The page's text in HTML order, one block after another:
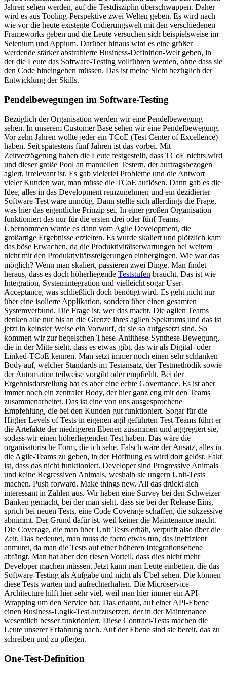
Jahren sehen werden, auf die Testdisziplin überschwappen. Daher
wird es aus Tooling-Perspektive zwei Welten geben. Es wird nach
wie vor die heute existente Codierungswelt mit den verschiedenen
Frameworks geben und die Leute versuchen sich beispielsweise im
Selenium und Appium. Darüber hinaus wird es eine größer
werdende stärker abstrahierte Business-Definition-Welt geben, in
der die Leute das Software-Testing vollführen werden, ohne dass sie
den Code hineingehen müssen. Das ist meine Sicht bezüglich der
Entwicklung der Skills.
Pendelbewegungen im Software-Testing
Bezüglich der Organisation werden wir eine Pendelbewegung
sehen. In unserem Customer Base sehen wir eine Pendelbewegung.
Vor zehn Jahren wollte jeder ein TCoE (Test Center of Excellence)
haben. Seit spätestens fünf Jahren ist das vorbei. Mit
Zeitverzögerung haben die Leute festgestellt, dass TCoE nichts wird
und dieser große Pool an manuellen Testern, der auftragsbezogen
agiert, irrelevant ist. Es gab vielerlei Probleme und die Antwort
vieler Kunden war, man müsse die TCoE auflösen. Dann gab es die
Idee, alles in das Development reinzunehmen und ein dezidierter
Software-Test wäre unnötig. Dann stellte sich allerdings die Frage,
was hier das eigentliche Prinzip sei. In einer großen Organisation
funktioniert das nur für die ersten drei oder fünf Teams.
Übernommen wurde es dann vom Agile Development, die
großartige Ergebnisse erzielten. Es wurde skaliert und plötzlich kam
das böse Erwachen, da die Produktivitätserwartungen bei weitem
nicht mit den Produktivitätssteigerungen einhergingen. Wie war das
möglich? Wenn man skaliert, passieren zwei Dinge. Man findet
heraus, dass es doch höherliegende Teststufen braucht. Das ist wie
Integration, Systemintegration und vielleicht sogar User-
Acceptance, was schließlich doch benötigt wird. Es geht nicht nur
über eine isolierte Applikation, sondern über einen gesamten
Systemverbund. Die Frage ist, wer das macht. Die agilen Teams
denken alle nur bis an die Grenze ihres agilen Spektrums und das ist
jetzt in keinster Weise ein Vorwurf, da sie so aufgesetzt sind. So
kommen wir zur hegelschen These-Antithese-Synthese-Bewegung,
die in der Mitte sieht, dass es etwas gibt, das wir als Digital- oder
Linked-TCoE kennen. Man setzt immer noch einen sehr schlanken
Body auf, welcher Standards im Testansatz, der Testmethodik sowie
der Automation teilweise vorgibt oder empfiehlt. Bei der
Ergebnisdarstellung hat es aber eine echte Governance. Es ist aber
immer noch ein zentraler Body, der hier ganz eng mit den Teams
zusammenarbeitet. Das ist eine von uns ausgesprochene
Empfehlung, die bei den Kunden gut funktioniert. Sogar für die
Higher Levels of Tests in eigenen agil geführten Test-Teams führt er
die Artefakte der niedrigeren Ebenen zusammen und aggregiert sie,
sodass wir einen höherliegenden Test haben. Das wäre die
organisatorische Form, die ich sehe. Falsch wäre der Ansatz, alles in
die Agile-Teams zu geben, in der Hoffnung es wird dort gelöst. Fakt
ist, dass das nicht funktioniert. Developer sind Progressive Animals
und keine Regressiven Animals, weshalb sie ungern Unit-Tests
machen. Push forward. Make things new. All das drückt sich
interessant in Zahlen aus. Wir haben eine Survey bei den Schweizer
Banken gemacht, bei der man sieht, dass sie bei der Release Eins,
sprich bei neuen Tests, eine Code Coverage schaffen, die sukzessive
abnimmt. Der Grund dafür ist, weil keiner die Maintenance macht.
Die Coverage, die man über Unit Tests erhält, verpufft also über die
Zeit. Das bedeutet, man muss de facto etwas tun, das ineffizient
anmutet, da man die Tests auf einer höheren Integrationsebene
abfängt. Man hat aber den riesen Vorteil, dass dies nicht mehr
Developer machen müssen. Jetzt kann man Leute einbetten, die das
Software-Testing als Aufgabe und nicht als Übel sehen. Die können
diese Tests warten und aufrechterhalten. Die Microservice-
Architecture hilft hier sehr viel, weil man hier immer ein API-
Wrapping um den Service hat. Das erlaubt, auf einer API-Ebene
einen Business-Logik-Test aufzusetzen, der in der Maintenance
wesentlich besser funktioniert. Diese Contract-Tests machen die
Leute unserer Erfahrung nach. Auf der Ebene sind sie bereit, das zu
schreiben und zu pflegen.
One-Test-Definition